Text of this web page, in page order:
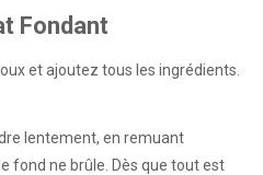
Fondant
et ajoutez tous les ingrédients.
lentement, en remuant
fond ne brûle. Dès que tout est